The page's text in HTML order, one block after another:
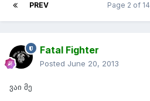
PREV Page 2 of 14
Fatal Fighter
Posted June 20, 2013
ვაი მე